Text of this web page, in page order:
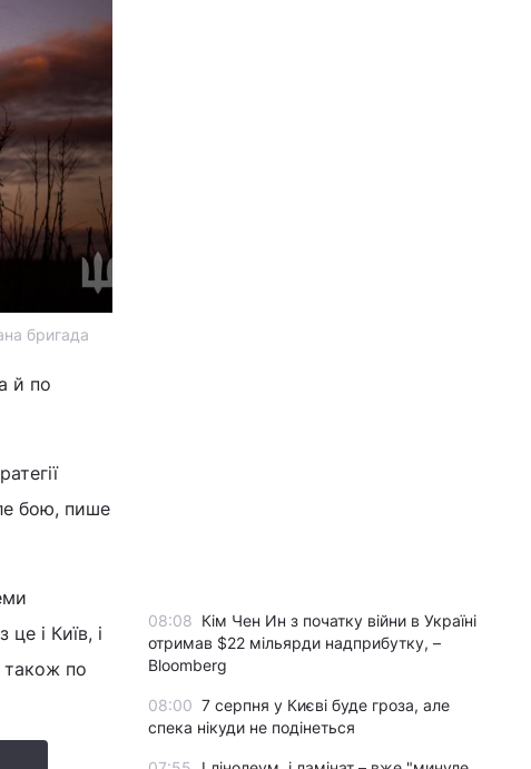
бригада
й по
бою, пише
і Київ, і
також по
08:08 Кім Чен Ин з початку війни в Україні
отримав $22 мільярди надприбутку, –
Bloomberg
08:00 7 серпня у Києві буде гроза, але
спека нікуди не подінеться